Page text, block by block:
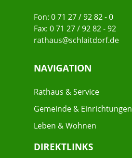
Fon: 0 71 27 / 92 82 - 0
Fax: 0 71 27 / 92 82 - 92
rathaus@schlaitdorf.de
NAVIGATION
Rathaus & Service
Gemeinde & Einrichtungen
Leben & Wohnen
DIREKTLINKS